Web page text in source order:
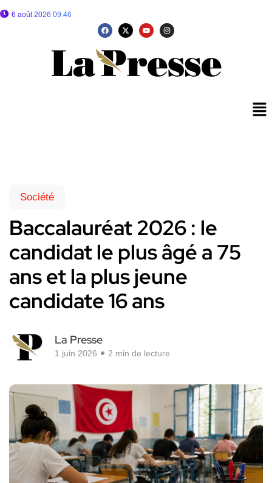
6 août 2026 09:46
Société
Baccalauréat 2026 : le
candidat le plus âgé a 75
ans et la plus jeune
candidate 16 ans
La Presse
1 juin 2026 2 min de lecture